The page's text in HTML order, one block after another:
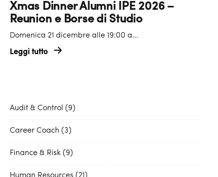
Xmas Dinner Alumni IPE 2026 –
Reunion e Borse di Studio
Domenica 21 dicembre alle 19:00 a...
Leggi tutto
Audit & Control 9
Career Coach 3
Finance & Risk 9
Human Resources 21